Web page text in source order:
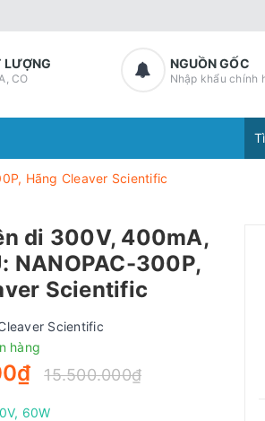
LƯỢNG
CO
NGUỒN GỐC
Nhập khẩu chính
Hãng Cleaver Scientific
di 300V, 400mA,
NANOPAC-300P,
Scientific
Scientific
hàng
15.500.000₫
60W